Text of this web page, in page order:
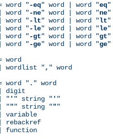
word "-eq" word | word "eq"
word "
-ne" word | word "ne"
word "
-lt" word | word "lt"
word "
-le" word | word "le"
word "
-gt" word | word "gt"
word "
-ge" word | word "ge"
wordlist "
, " word
" . " word
digit
"
' " string " ' "
"
"" string """
variable
function